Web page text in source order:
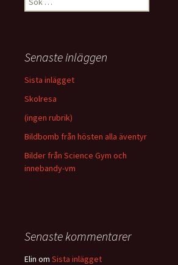
efter:
Senaste inläggen
Sista inlägget
Skolresa
(ingen rubrik)
Bildbomb från hösten alla äventyr
Bilder från Science Gym och
innebandy-vm
Senaste kommentarer
Elin om Sista inlägget